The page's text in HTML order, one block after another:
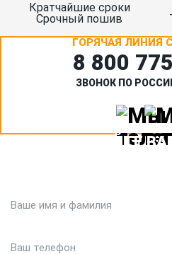
Кратчайшие сроки
Срочный пошив
ГОРЯЧАЯ ЛИНИЯ
8 800
ЗВОНОК ПО
ЗАДАЙТЕ
Или кратко опишите ситуацию.
вами